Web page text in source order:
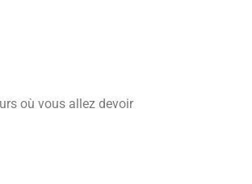
où vous allez devoir